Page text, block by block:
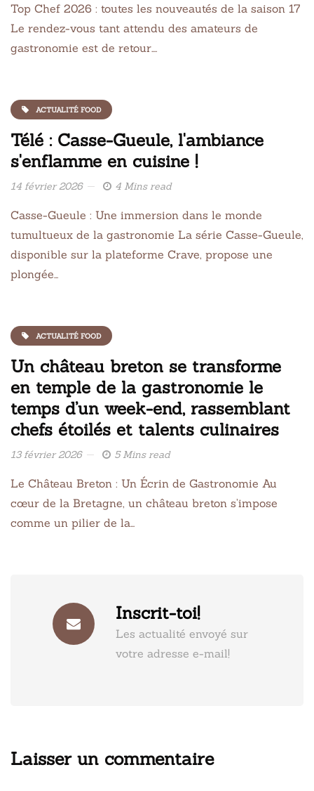
Top Chef 2026 : toutes les nouveautés de la saison 17
Le rendez-vous tant attendu des amateurs de
gastronomie est de retour….
ACTUALITÉ FOOD
Télé : Casse-Gueule, l'ambiance
s'enflamme en cuisine !
14 février 2026 4 Mins read
Casse-Gueule : Une immersion dans le monde
tumultueux de la gastronomie La série Casse-Gueule,
disponible sur la plateforme Crave, propose une
plongée…
ACTUALITÉ FOOD
Un château breton se transforme
en temple de la gastronomie le
temps d’un week-end, rassemblant
chefs étoilés et talents culinaires
13 février 2026 5 Mins read
Le Château Breton : Un Écrin de Gastronomie Au
cœur de la Bretagne, un château breton s’impose
comme un pilier de la…
Inscrit-toi!
Les actualité envoyé sur
votre adresse e-mail!
Laisser un commentaire